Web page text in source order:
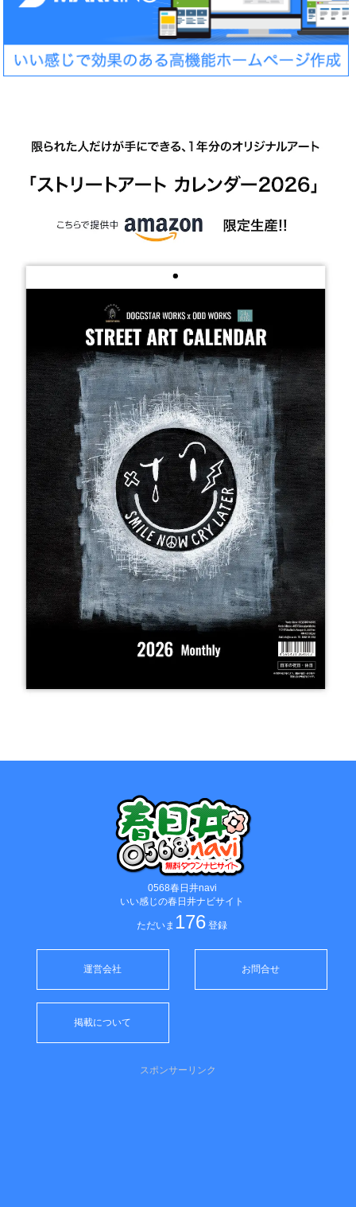
0568春日井navi
いい感じの春日井ナビサイト
ただいま 176 登録
運営会社 お問合せ
掲載について
スポンサーリンク